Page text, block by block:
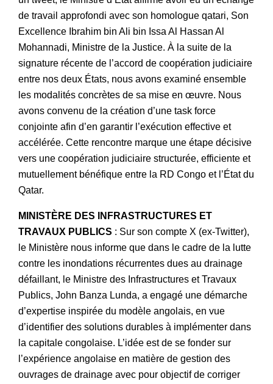
de travail approfondi avec son homologue qatari, Son
Excellence Ibrahim bin Ali bin Issa Al Hassan Al
Mohannadi, Ministre de la Justice. À la suite de la
signature récente de l’accord de coopération judiciaire
entre nos deux États, nous avons examiné ensemble
les modalités concrètes de sa mise en œuvre. Nous
avons convenu de la création d’une task force
conjointe afin d’en garantir l’exécution effective et
accélérée. Cette rencontre marque une étape décisive
vers une coopération judiciaire structurée, efficiente et
mutuellement bénéfique entre la RD Congo et l’État du
Qatar.
MINISTÈRE DES INFRASTRUCTURES ET
TRAVAUX PUBLICS : Sur son compte X (ex-Twitter),
le Ministère nous informe que dans le cadre de la lutte
contre les inondations récurrentes dues au drainage
défaillant, le Ministre des Infrastructures et Travaux
Publics, John Banza Lunda, a engagé une démarche
d’expertise inspirée du modèle angolais, en vue
d’identifier des solutions durables à implémenter dans
la capitale congolaise. L’idée est de se fonder sur
l’expérience angolaise en matière de gestion des
ouvrages de drainage avec pour objectif de corriger